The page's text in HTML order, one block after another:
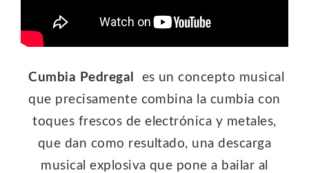
Cumbia Pedregal
es un concepto musical
que precisamente combina la cumbia con
toques frescos de electrónica y metales,
que dan como resultado, una descarga
musical explosiva que pone a bailar al